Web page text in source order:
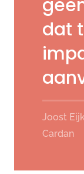
dat
Joost
Cardan